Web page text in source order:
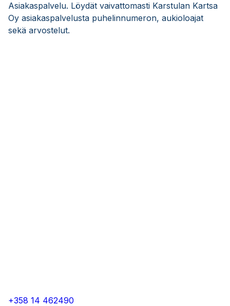
Asiakaspalvelu. Löydät vaivattomasti Karstulan Kartsa
Oy asiakaspalvelusta puhelinnumeron, aukioloajat
sekä arvostelut.
+358 14 462490